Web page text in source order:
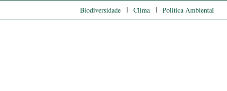
Biodiversidade | Clima | Politica Ambiental